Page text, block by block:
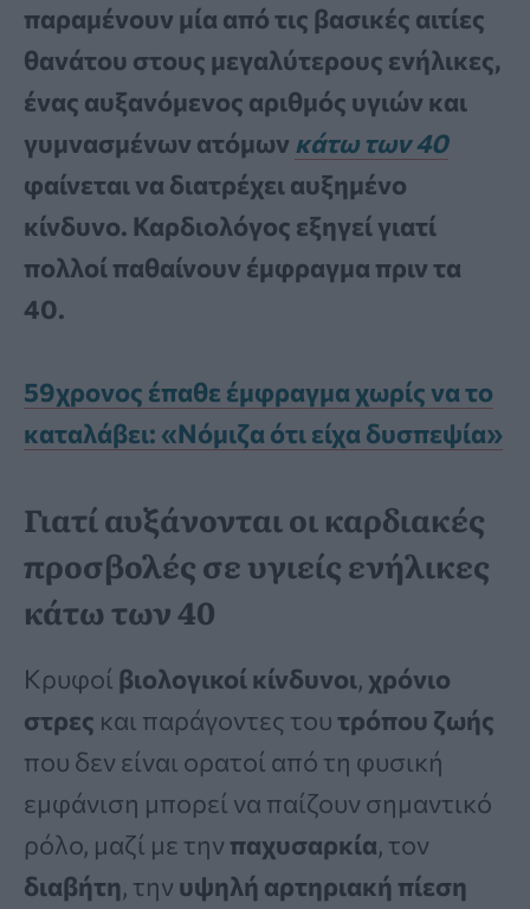
παραμένουν μία από τις βασικές αιτίες
θανάτου στους μεγαλύτερους ενήλικες,
ένας αυξανόμενος αριθμός υγιών και
γυμνασμένων ατόμων κάτω των 40
φαίνεται να διατρέχει αυξημένο
κίνδυνο. Καρδιολόγος εξηγεί γιατί
πολλοί παθαίνουν έμφραγμα πριν τα
40.
59χρονος έπαθε έμφραγμα χωρίς να το
καταλάβει: «Νόμιζα ότι είχα δυσπεψία»
Γιατί αυξάνονται οι καρδιακές
προσβολές σε υγιείς ενήλικες
κάτω των 40
Κρυφοί βιολογικοί κίνδυνοι, χρόνιο
στρες και παράγοντες τουτρόπου ζωής
που δεν είναι ορατοί από τη φυσική
εμφάνιση μπορεί να παίζουν σημαντικό
ρόλο, μαζί με την παχυσαρκία, τον
διαβήτη, την υψηλή αρτηριακή πίεση